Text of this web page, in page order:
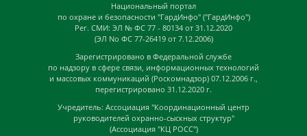
Национальный портал
по охране и безопасности "ГардИнфо" ("ГардИнфо")
Рег. СМИ: ЭЛ № ФС 77 - 80134 от 31.12.2020
(ЭЛ No ФС 77-26419 от 7.12.2006)
Зарегистрировано в Федеральной службе
по надзору в сфере связи, информационных технологий
и массовых коммуникаций (Роскомнадзор) 07.12.2006 г.,
перегистрировано 31.12.2020 г.
Учредитель: Ассоциация "Координационный центр
руководителей охранно-сыскных структур"
(Ассоциация "КЦ РОСС")